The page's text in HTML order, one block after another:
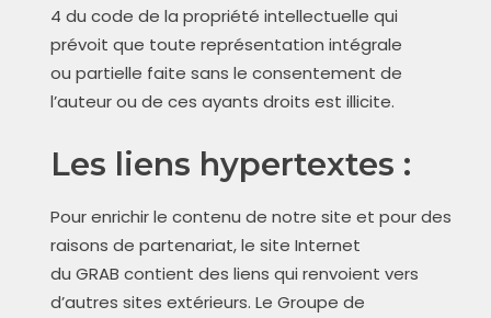
4 du code de la propriété intellectuelle qui
prévoit que toute représentation intégrale
ou partielle faite sans le consentement de
l’auteur ou de ces ayants droits est illicite.
Les liens hypertextes :
Pour enrichir le contenu de notre site et pour des
raisons de partenariat, le site Internet
du GRAB contient des liens qui renvoient vers
d’autres sites extérieurs. Le Groupe de